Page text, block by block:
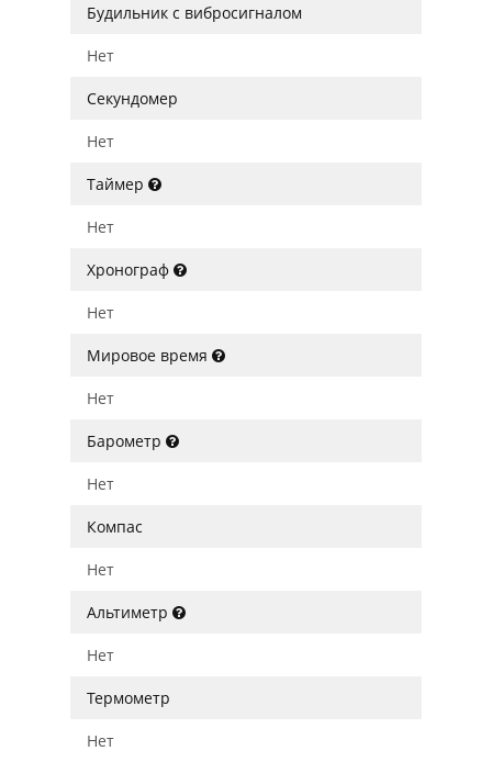
Будильник с вибросигналом
Нет
Секундомер
Нет
Таймер
Нет
Хронограф
Нет
Мировое время
Нет
Барометр
Нет
Компас
Нет
Альтиметр
Нет
Термометр
Нет